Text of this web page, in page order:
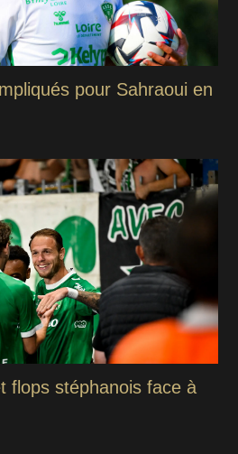
pour Sahraoui en
flops stéphanois face à